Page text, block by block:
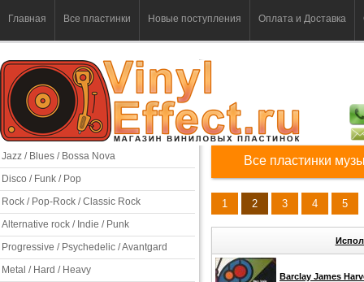
Главная Все пластинки Новые поступления Оплата и Доставка
Jazz / Blues / Bossa Nova
Disco / Funk / Pop
Rock / Pop-Rock / Classic Rock
Alternative rock / Indie / Punk
Progressive / Psychedelic / Avantgard
Metal / Hard / Heavy
Все пластинки
1 2 3 4 5
Barclay James